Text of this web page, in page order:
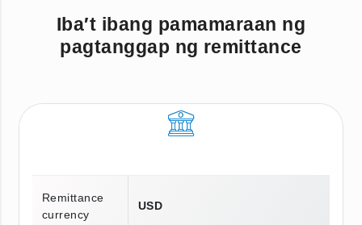
Iba′t ibang pamamaraan ng
pagtanggap ng remittance
Remittance
currency
USD